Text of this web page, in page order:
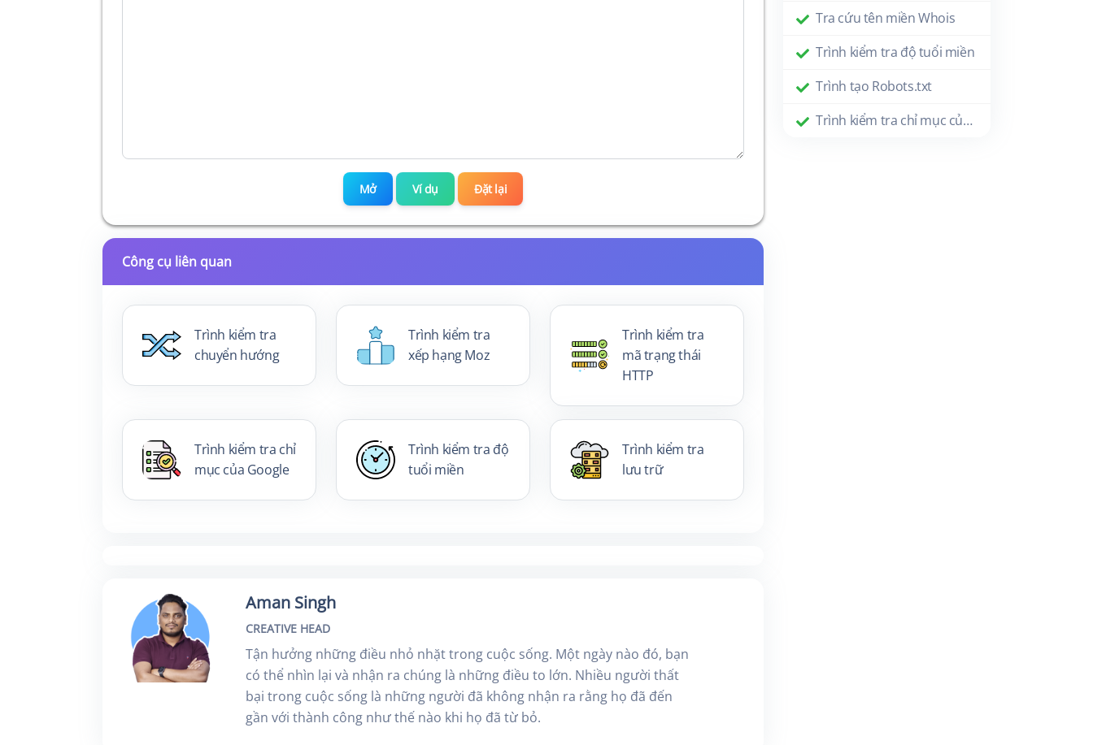
Mở Ví dụ Đặt lại
Công cụ liên quan
Trình kiểm tra
chuyển hướng
Trình kiểm tra
xếp hạng Moz
Trình kiểm tra
mã trạng thái
HTTP
Trình kiểm tra chỉ
mục của Google
Trình kiểm tra độ
tuổi miền
Trình kiểm tra
lưu trữ
Aman Singh
CREATIVE HEAD
Tận hưởng những điều nhỏ nhặt trong cuộc sống. Một ngày nào đó, bạn
có thể nhìn lại và nhận ra chúng là những điều to lớn. Nhiều người thất
bại trong cuộc sống là những người đã không nhận ra rằng họ đã đến
gần với thành công như thế nào khi họ đã từ bỏ.
Tra cứu tên miền Whois
Trình kiểm tra độ tuổi miền
Trình tạo Robots.txt
Trình kiểm tra chỉ mục của Google